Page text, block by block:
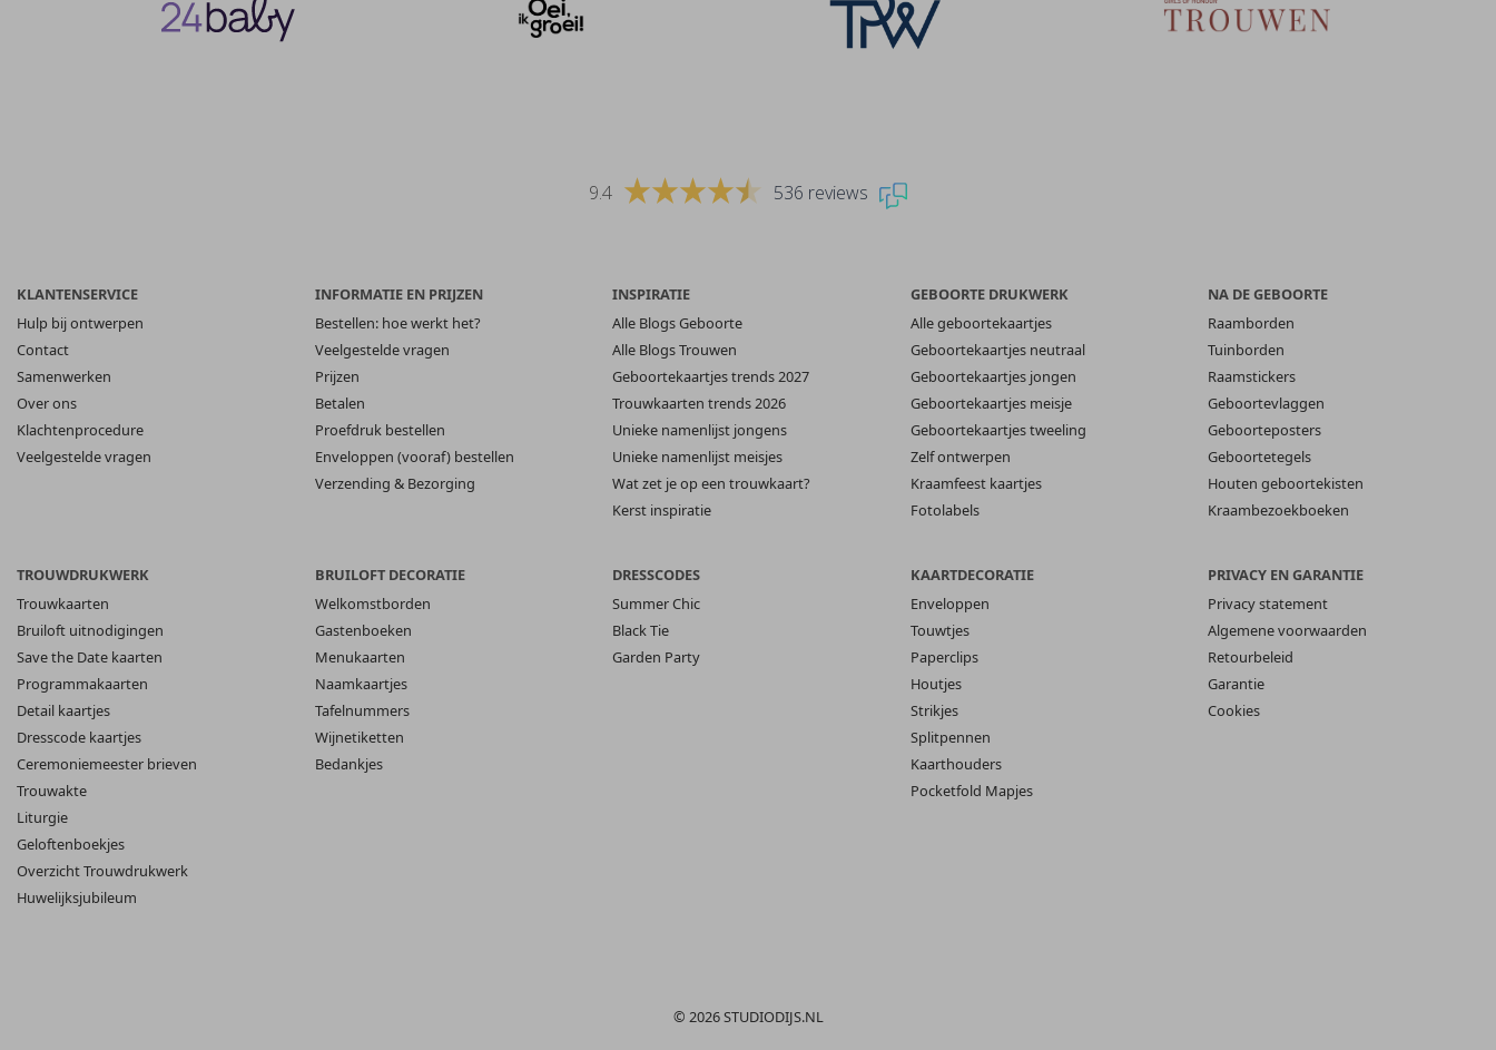
9.4 536 reviews
KLANTENSERVICE
Hulp bij ontwerpen
Contact
Samenwerken
Over ons
Klachtenprocedure
Veelgestelde vragen
INFORMATIE EN PRIJZEN
Bestellen: hoe werkt het?
Veelgestelde vragen
Prijzen
Betalen
Proefdruk bestellen
Enveloppen (vooraf) bestellen
Verzending & Bezorging
INSPIRATIE
Alle Blogs Geboorte
Alle Blogs Trouwen
Geboortekaartjes trends 2027
Trouwkaarten trends 2026
Unieke namenlijst jongens
Unieke namenlijst meisjes
Wat zet je op een trouwkaart?
Kerst inspiratie
GEBOORTE DRUKWERK
Alle geboortekaartjes
Geboortekaartjes neutraal
Geboortekaartjes jongen
Geboortekaartjes meisje
Geboortekaartjes tweeling
Zelf ontwerpen
Kraamfeest kaartjes
Fotolabels
NA DE GEBOORTE
Raamborden
Tuinborden
Raamstickers
Geboortevlaggen
Geboorteposters
Geboortetegels
Houten geboortekisten
Kraambezoekboeken
TROUWDRUKWERK
Trouwkaarten
Bruiloft uitnodigingen
Save the Date kaarten
Programmakaarten
Detail kaartjes
Dresscode kaartjes
Ceremoniemeester brieven
Trouwakte
Liturgie
Geloftenboekjes
Overzicht Trouwdrukwerk
Huwelijksjubileum
BRUILOFT DECORATIE
Welkomstborden
Gastenboeken
Menukaarten
Naamkaartjes
Tafelnummers
Wijnetiketten
Bedankjes
DRESSCODES
Summer Chic
Black Tie
Garden Party
KAARTDECORATIE
Enveloppen
Touwtjes
Paperclips
Houtjes
Strikjes
Splitpennen
Kaarthouders
Pocketfold Mapjes
PRIVACY EN GARANTIE
Privacy statement
Algemene voorwaarden
Retourbeleid
Garantie
Cookies
© 2026 STUDIODIJS.NL